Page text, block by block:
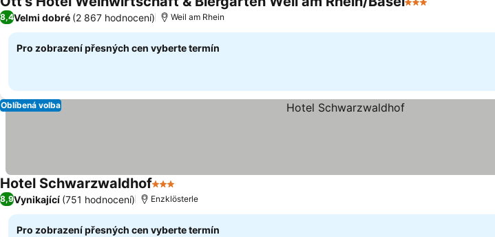
3 Počet hvězdiček
8,4Velmi dobré (2 867 hodnocení) Weil am Rhein
Pro zobrazení přesných cen vyberte termín
Oblíbená volba
Hotel Schwarzwaldhof3 Počet hvězdiček
8,9Vynikající (751 hodnocení) Enzklösterle
Pro zobrazení přesných cen vyberte termín